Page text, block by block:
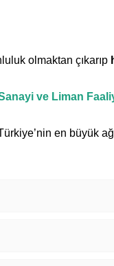
olmaktan çıkarıp
ve Liman
en büyük